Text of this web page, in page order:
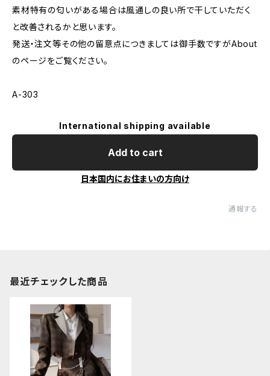
素材特有の匂いがある場合は風通しの良い所で干していただく
と改善されるかと思います。
発送・注文等その他の留意点につきましては御手数ですがAbout
のページをご覧ください。
A-303
International shipping available
Add to cart
日本国内にお住まいの方向け
通報する
最近チェックした商品